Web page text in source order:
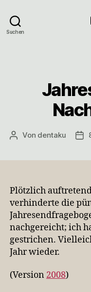
Suchen
Beitragsautor
Von dentaku
Plötzlich
verhinderte die
nachgereicht; ich
gestrichen.
Jahr wieder.
(Version 2008)